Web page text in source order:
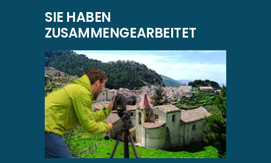
SIE HABEN
ZUSAMMENGEARBEITET